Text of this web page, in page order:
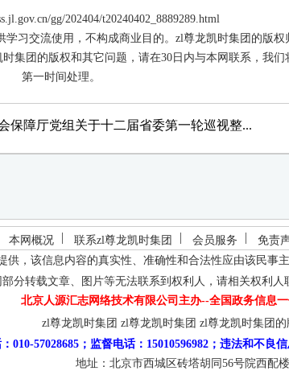
gg/202404/t20240402_8889289.html
习交流使用，不构成商业目的。zl尊龙凯时集团的版权
集团的版权和其它问题，请在30日内与本网联系，我们
第一时间处理。
保障厅党组关于十二届省委第一轮巡视整...
本网概况 联系zl尊龙凯时集团 会员服务 免责
，该信息内容的真实性、准确性和合法性应由该民事主
分转载文章、图片等无法联系到权利人，请相关权利人
北京人源汇志网络技术有限公司主办--全国政务信息
zl尊龙凯时集团 zl尊龙凯时集团 zl尊龙凯时集团的
010-57028685；监督电话：15010596982；违法和不良
地址：北京市西城区砖塔胡同56号院西配楼